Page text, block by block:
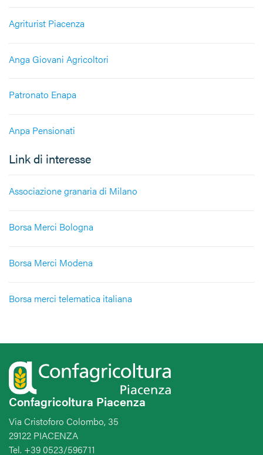
Agriturist Piacenza
Anga Giovani Agricoltori
Patronato Enapa
Anpa Pensionati
Link di interesse
Associazione granaria di Milano
Borsa Merci Bologna
Borsa Merci Modena
Borsa merci telematica italiana
Confagricoltura Piacenza
Via Cristoforo Colombo, 35
29122 PIACENZA
Tel. +39 0523/596711